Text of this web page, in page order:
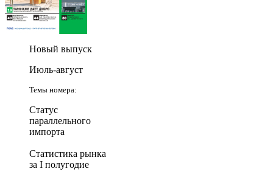
Новый выпуск
Июль-август
Темы номера:
Статус
параллельного
импорта
Статистика рынка
за I полугодие